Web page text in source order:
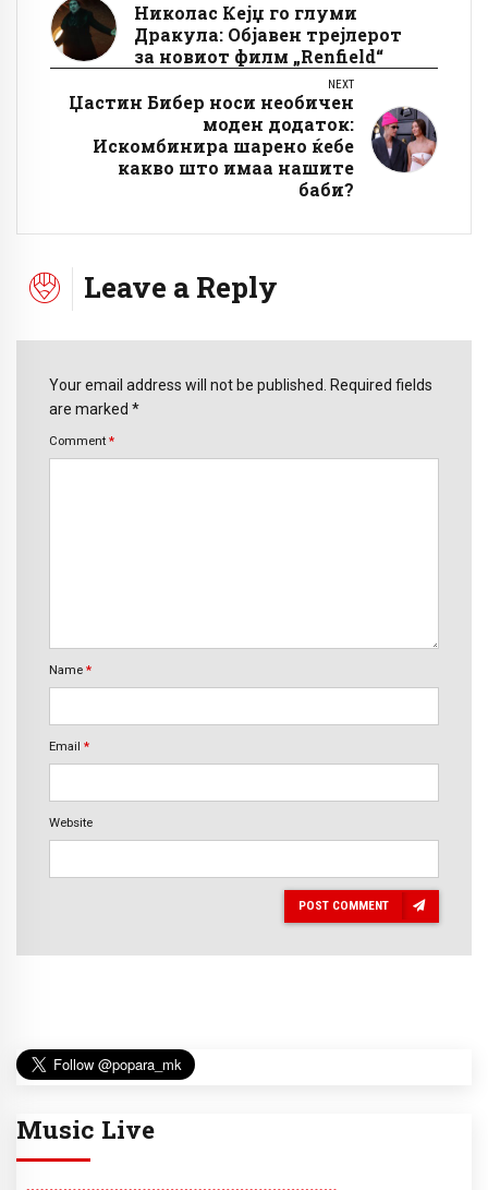
Николас Кејџ го глуми
Дракула: Објавен трејлерот
за новиот филм „Renfield“
NEXT
Џастин Бибер носи необичен
моден додаток:
Искомбинира шарено ќебе
какво што имаа нашите
баби?
Leave a Reply
Your email address will not be published. Required fields
are marked *
Comment *
Name *
Email *
Website
POST COMMENT
Music Live